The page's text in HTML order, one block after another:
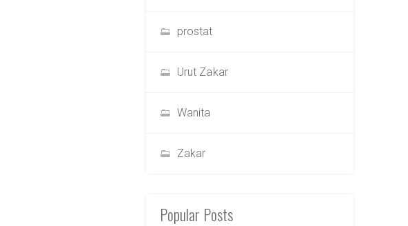
prostat
Urut Zakar
Wanita
Zakar
Popular Posts